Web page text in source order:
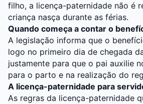
filho, a licença-paternidade não é
criança nasça durante as férias.
Quando começa a contar o
A legislação informa que o
logo no primeiro dia de chegada
justamente para que o pai auxilie
para o parto e na realização do
A licença-paternidade para
As regras da licença-paternidade